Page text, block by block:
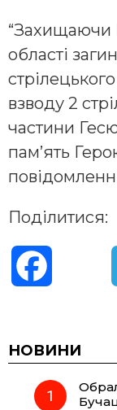
“Захищаючи
області
взводу 2
частини
пам’ять
Поділитися:
c
e
НОВИНИ